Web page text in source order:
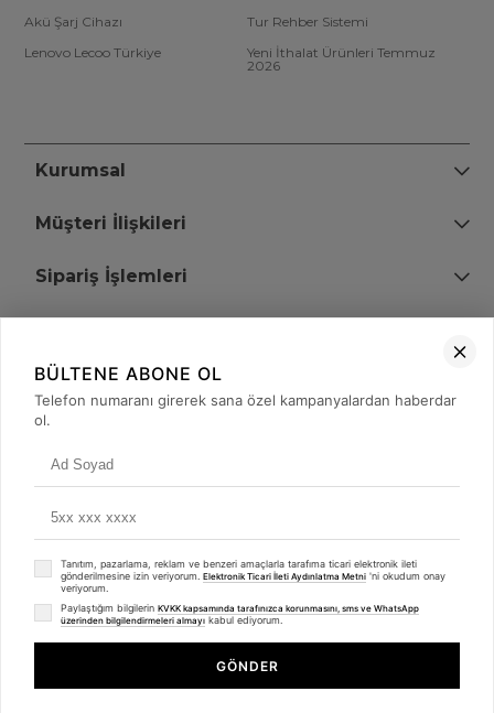
Akü Şarj Cihazı
Tur Rehber Sistemi
Lenovo Lecoo Türkiye
Yeni İthalat Ürünleri Temmuz
2026
Kurumsal
Müşteri İlişkileri
Sipariş İşlemleri
+90 (850) 473 08 08
© 2008 - 2026merterelektronik.com
- Tüm Hakları Saklıdır. Kredi kartı bilgileriniz 256bit SSL sertifikası ile
Whatsapp
BÜLTENE ABONE OL
Telefon numaranı girerek sana özel kampanyalardan haberdar
ol.
Tanıtım, pazarlama, reklam ve benzeri amaçlarla tarafıma ticari elektronik ileti
gönderilmesine izin veriyorum. Elektronik Ticari İleti Aydınlatma Metni 'ni okudum onay
veriyorum.
Paylaştığım bilgilerin KVKK kapsamında tarafınızca korunmasını, sms ve WhatsApp
üzerinden bilgilendirmeleri almayı kabul ediyorum.
GÖNDER